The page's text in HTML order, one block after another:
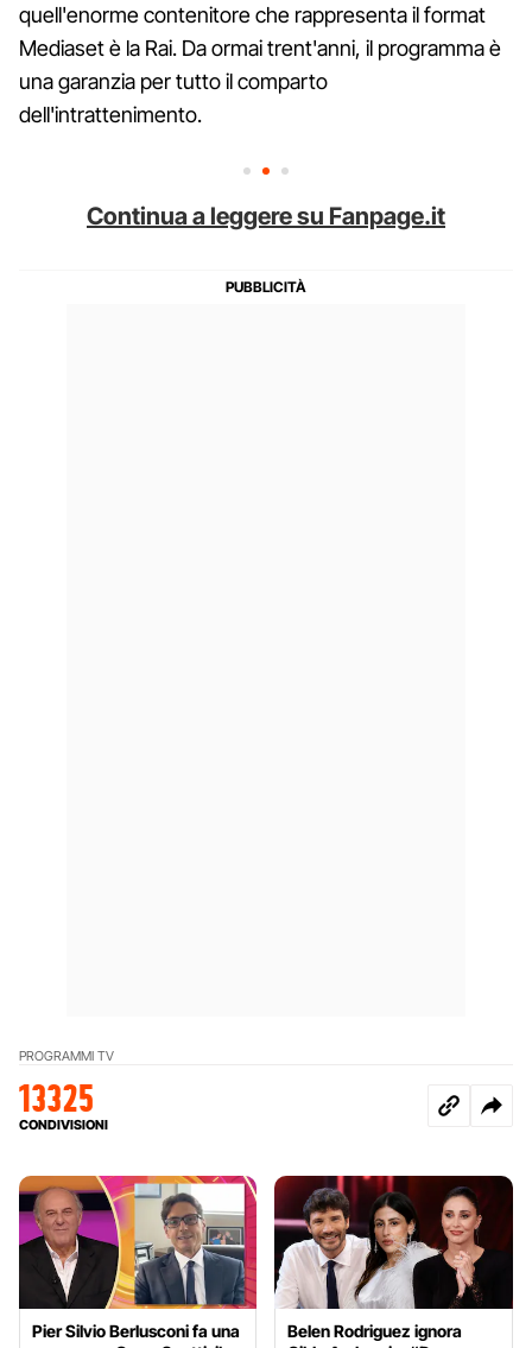
quell'enorme contenitore che rappresenta il format
Mediaset è la Rai. Da ormai trent'anni, il programma è
una garanzia per tutto il comparto
dell'intrattenimento.
Continua a leggere su Fanpage.it
PROGRAMMI TV
13325
CONDIVISIONI
Pier Silvio Berlusconi fa una
Belen Rodriguez ignora